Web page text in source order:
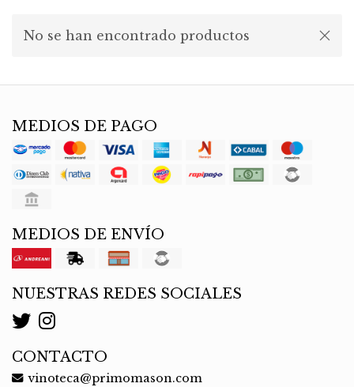
No se han encontrado productos
MEDIOS DE PAGO
MEDIOS DE ENVÍO
NUESTRAS REDES SOCIALES
CONTACTO
vinoteca@primomason.com